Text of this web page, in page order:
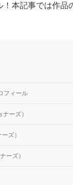
本記事では作品
フィール
ーズ）
ズ）
ーズ）